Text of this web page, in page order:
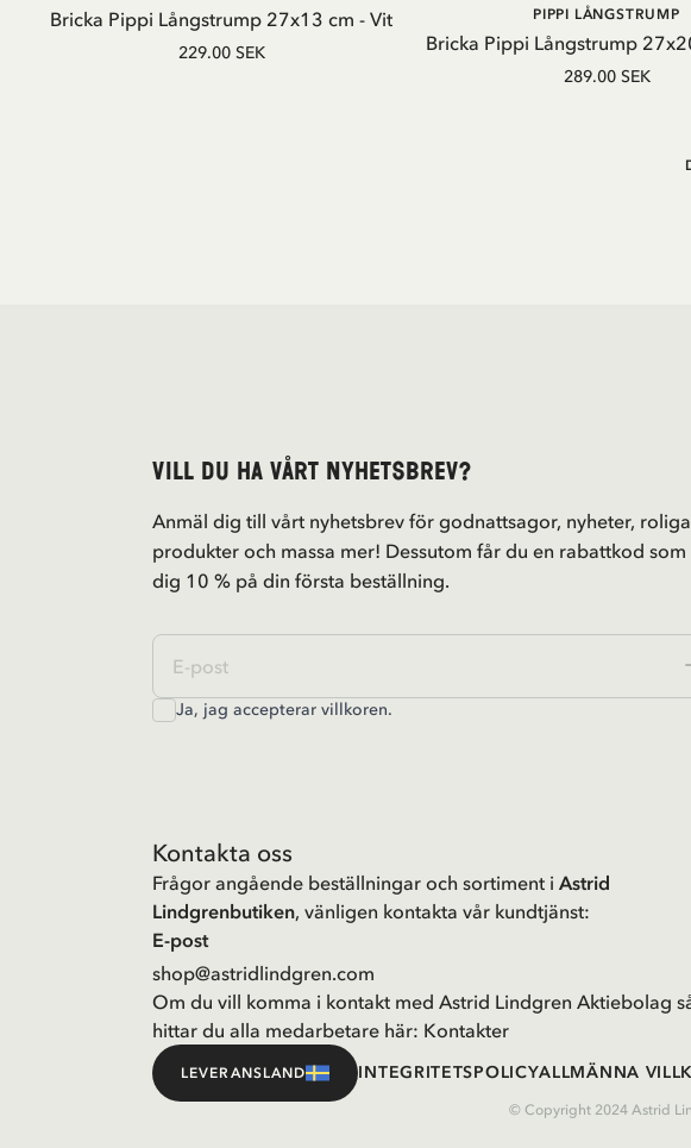
LÄGG I VARUKORG
Bricka Pippi Långstrump 27x13 cm - Vit
229.00 SEK
LÄGG I VARUKORG
Bricka Pippi Långstrump
PIPPI LÅNGSTRUMP
289.00 SEK
Vill du ha vårt nyhetsbrev?
Anmäl dig till vårt nyhetsbrev för godnattsagor, nyheter, roliga
produkter och massa mer! Dessutom får du en rabattkod
dig 10 % på din första beställning.
Ja, jag accepterar villkoren.
Kontakta oss
Frågor angående beställningar och sortiment i Astrid
Lindgrenbutiken, vänligen kontakta vår kundtjänst:
E-post
shop@astridlindgren.com
Om du vill komma i kontakt med Astrid Lindgren Aktiebolag
hittar du alla medarbetare här: Kontakter
LEVERANSLAND INTEGRITETSPOLICYALLMÄNNA
© Copyright 2024 Astrid